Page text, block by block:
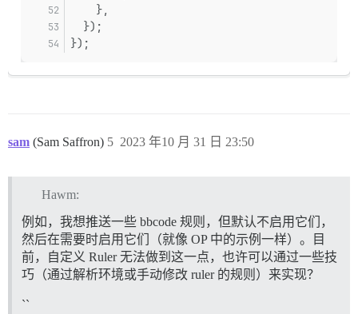
    },
  });
});
sam (Sam Saffron) 2023 年10 月 31 日 23:50
5
Hawm:
例如，我想推送一些 bbcode 规则，但默认不启用它们，
然后在需要时启用它们（就像 OP 中的示例一样）。目
前，自定义 Ruler 无法做到这一点，也许可以通过一些技
巧（通过解析环境或手动修改 ruler 的规则）来实现？
``